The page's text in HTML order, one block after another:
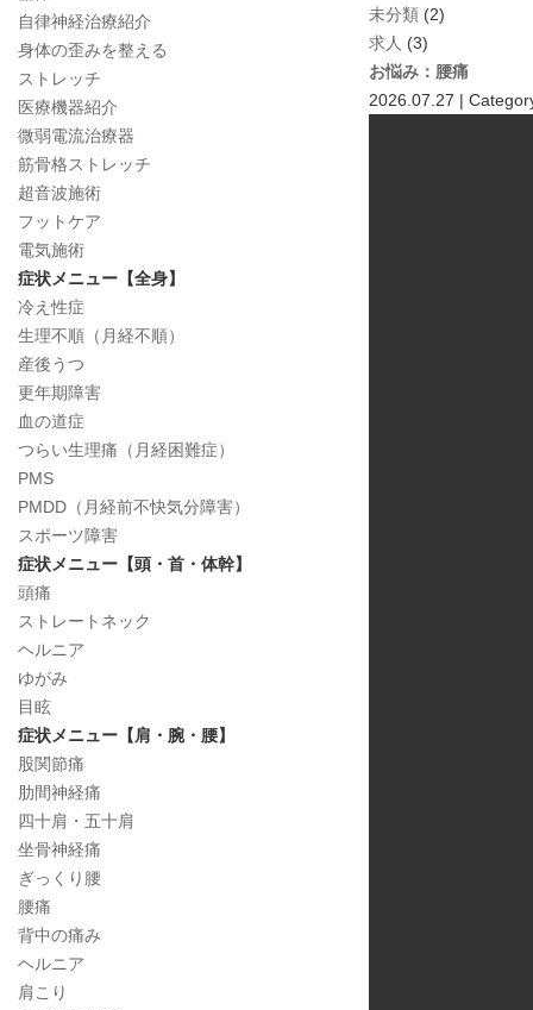
未分類 (2)
求人 (3)
お悩み：腰痛
2026.07.27 |
自律神経治療紹介
身体の歪みを整える
ストレッチ
医療機器紹介
微弱電流治療器
筋骨格ストレッチ
超音波施術
フットケア
電気施術
症状メニュー【全身】
冷え性症
生理不順（月経不順）
産後うつ
更年期障害
血の道症
つらい生理痛（月経困難症）
PMS
PMDD（月経前不快気分障害）
スポーツ障害
症状メニュー【頭・首・体幹】
頭痛
ストレートネック
ヘルニア
ゆがみ
目眩
症状メニュー【肩・腕・腰】
股関節痛
肋間神経痛
四十肩・五十肩
坐骨神経痛
ぎっくり腰
腰痛
背中の痛み
ヘルニア
肩こり